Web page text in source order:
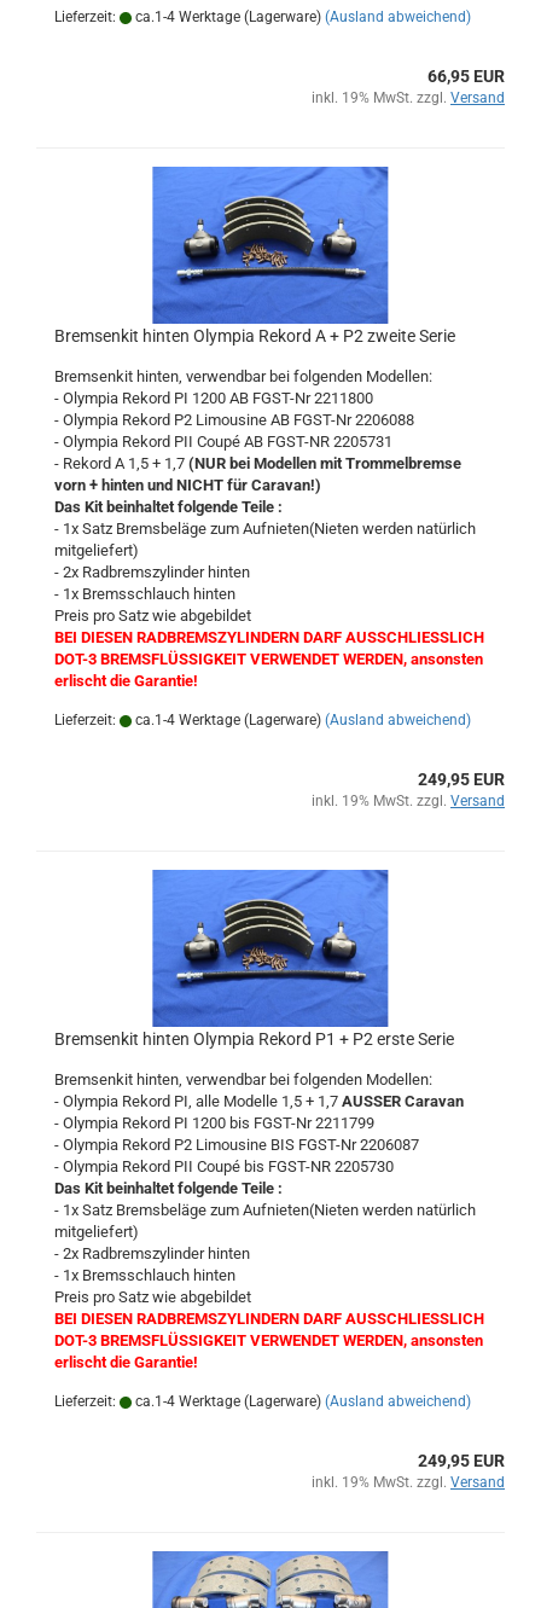
Lieferzeit: ca.1-4 Werktage (Lagerware) (Ausland abweichend)
66,95 EUR
inkl. 19% MwSt. zzgl. Versand
Bremsenkit hinten Olympia Rekord A + P2 zweite Serie
Bremsenkit hinten, verwendbar bei folgenden Modellen:
- Olympia Rekord PI 1200 AB FGST-Nr 2211800
- Olympia Rekord P2 Limousine AB FGST-Nr 2206088
- Olympia Rekord PII Coupé AB FGST-NR 2205731
- Rekord A 1,5 + 1,7 (NUR bei Modellen mit Trommelbremse
vorn + hinten und NICHT für Caravan!)
Das Kit beinhaltet folgende Teile :
- 1x Satz Bremsbeläge zum Aufnieten(Nieten werden natürlich
mitgeliefert)
- 2x Radbremszylinder hinten
- 1x Bremsschlauch hinten
Preis pro Satz wie abgebildet
BEI DIESEN RADBREMSZYLINDERN DARF AUSSCHLIESSLICH
DOT-3 BREMSFLÜSSIGKEIT VERWENDET WERDEN, ansonsten
erlischt die Garantie!
Lieferzeit: ca.1-4 Werktage (Lagerware) (Ausland abweichend)
249,95 EUR
inkl. 19% MwSt. zzgl. Versand
Bremsenkit hinten Olympia Rekord P1 + P2 erste Serie
Bremsenkit hinten, verwendbar bei folgenden Modellen:
- Olympia Rekord PI, alle Modelle 1,5 + 1,7 AUSSER Caravan
- Olympia Rekord PI 1200 bis FGST-Nr 2211799
- Olympia Rekord P2 Limousine BIS FGST-Nr 2206087
- Olympia Rekord PII Coupé bis FGST-NR 2205730
Das Kit beinhaltet folgende Teile :
- 1x Satz Bremsbeläge zum Aufnieten(Nieten werden natürlich
mitgeliefert)
- 2x Radbremszylinder hinten
- 1x Bremsschlauch hinten
Preis pro Satz wie abgebildet
BEI DIESEN RADBREMSZYLINDERN DARF AUSSCHLIESSLICH
DOT-3 BREMSFLÜSSIGKEIT VERWENDET WERDEN, ansonsten
erlischt die Garantie!
Lieferzeit: ca.1-4 Werktage (Lagerware) (Ausland abweichend)
249,95 EUR
inkl. 19% MwSt. zzgl. Versand